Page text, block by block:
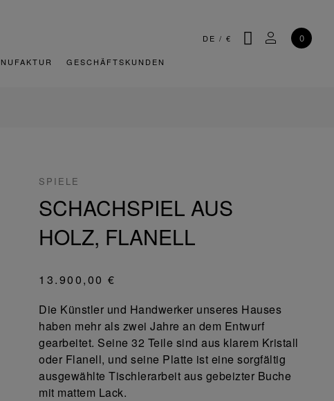
DE / € SUCHEMEIN
0
GESCHÄFTSKUNDEN
SPIELE
SCHACHSPIEL AUS
HOLZ, FLANELL
13.900,00 €
Die Künstler und Handwerker unseres Hauses
haben mehr als zwei Jahre an dem Entwurf
gearbeitet. Seine 32 Teile sind aus klarem Kristall
oder Flanell, und seine Platte ist eine sorgfältig
ausgewählte Tischlerarbeit aus gebeizter Buche
mit mattem Lack.